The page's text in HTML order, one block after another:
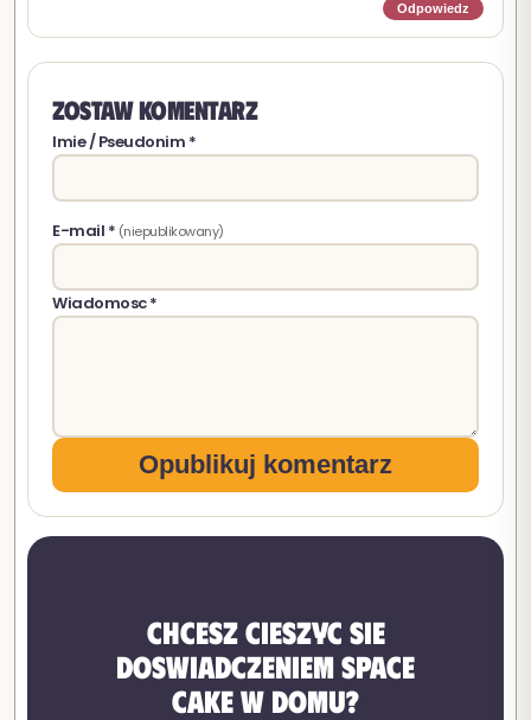
Odpowiedz
Zostaw komentarz
Imie / Pseudonim *
E-mail * (niepublikowany)
Wiadomosc *
Opublikuj komentarz
Chcesz cieszyc sie
doswiadczeniem Space
Cake w domu?